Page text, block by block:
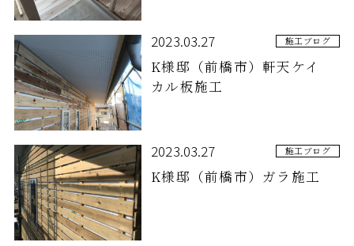
2023.03.27
K様邸（前橋市）軒天ケイ
カル板施工
施工ブログ
2023.03.27
K様邸（前橋市）ガラ施工
施工ブログ